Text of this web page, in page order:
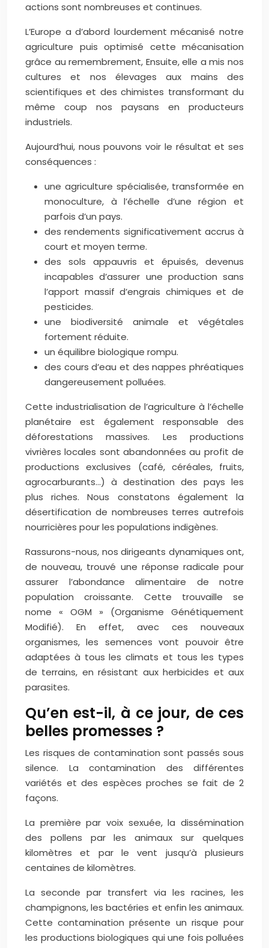
actions sont nombreuses et continues.
L’Europe a d’abord lourdement mécanisé notre
agriculture puis optimisé cette mécanisation
grâce au remembrement, Ensuite, elle a mis nos
cultures et nos élevages aux mains des
scientifiques et des chimistes transformant du
même coup nos paysans en producteurs
industriels.
Aujourd’hui, nous pouvons voir le résultat et ses
conséquences :
une agriculture spécialisée, transformée en
monoculture, à l’échelle d’une région et
parfois d’un pays.
des rendements significativement accrus à
court et moyen terme.
des sols appauvris et épuisés, devenus
incapables d’assurer une production sans
l’apport massif d’engrais chimiques et de
pesticides.
une biodiversité animale et végétales
fortement réduite.
un équilibre biologique rompu.
des cours d’eau et des nappes phréatiques
dangereusement polluées.
Cette industrialisation de l’agriculture à l’échelle
planétaire est également responsable des
déforestations massives. Les productions
vivrières locales sont abandonnées au profit de
productions exclusives (café, céréales, fruits,
agrocarburants…) à destination des pays les
plus riches. Nous constatons également la
désertification de nombreuses terres autrefois
nourricières pour les populations indigènes.
Rassurons-nous, nos dirigeants dynamiques ont,
de nouveau, trouvé une réponse radicale pour
assurer l’abondance alimentaire de notre
population croissante. Cette trouvaille se
nome « OGM » (Organisme Génétiquement
Modifié). En effet, avec ces nouveaux
organismes, les semences vont pouvoir être
adaptées à tous les climats et tous les types
de terrains, en résistant aux herbicides et aux
parasites.
Qu’en est-il, à ce jour, de ces
belles promesses ?
Les risques de contamination sont passés sous
silence. La contamination des différentes
variétés et des espèces proches se fait de 2
façons.
La première par voix sexuée, la dissémination
des pollens par les animaux sur quelques
kilomètres et par le vent jusqu’à plusieurs
centaines de kilomètres.
La seconde par transfert via les racines, les
champignons, les bactéries et enfin les animaux.
Cette contamination présente un risque pour
les productions biologiques qui une fois polluées